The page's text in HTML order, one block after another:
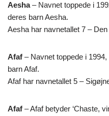
Aesha– Navnet toppede i
deres barn Aesha.
Aesha har navnetallet 7 –
Afaf – Navnet toppede i
barn Afaf.
Afaf har navnetallet 5 –
Afaf – Afaf betyder ‘Chaste,